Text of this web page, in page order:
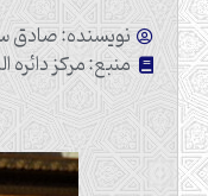
نویسنده: صادق
منبع: مرکز